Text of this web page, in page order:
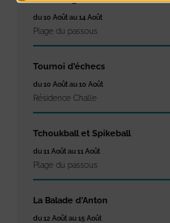
du 10 Août au 14 Août
Plage du passous
Tournoi d’échecs
du 10 Août au 10 Août
Résidence Challe
Tchoukball et Spikeball
du 11 Août au 11 Août
Plage du passous
La Balade d’Anton
du 12 Août au 15 Août